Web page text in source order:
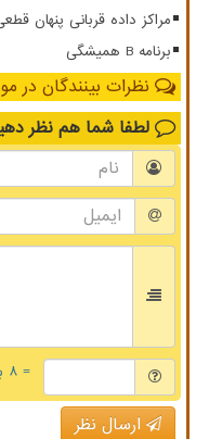
مراکز داده قربانی پنهان
برنامه B همیشگی
نظرات بینندگان در
لطفا شما هم نظر
= ۸ بعلاوه ۳
ارسال نظر